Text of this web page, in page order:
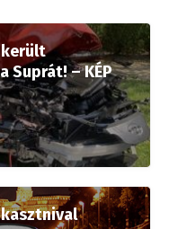
Suprát! – KÉP